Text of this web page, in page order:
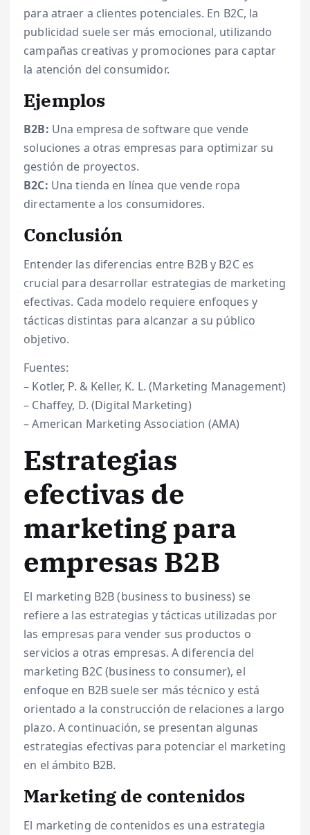
para atraer a clientes potenciales. En B2C, la
publicidad suele ser más emocional, utilizando
campañas creativas y promociones para captar
la atención del consumidor.
Ejemplos
B2B: Una empresa de software que vende
soluciones a otras empresas para optimizar su
gestión de proyectos.
B2C: Una tienda en línea que vende ropa
directamente a los consumidores.
Conclusión
Entender las diferencias entre B2B y B2C es
crucial para desarrollar estrategias de marketing
efectivas. Cada modelo requiere enfoques y
tácticas distintas para alcanzar a su público
objetivo.
Fuentes:
– Kotler, P. & Keller, K. L. (Marketing Management)
– Chaffey, D. (Digital Marketing)
– American Marketing Association (AMA)
Estrategias
efectivas de
marketing para
empresas B2B
El marketing B2B (business to business) se
refiere a las estrategias y tácticas utilizadas por
las empresas para vender sus productos o
servicios a otras empresas. A diferencia del
marketing B2C (business to consumer), el
enfoque en B2B suele ser más técnico y está
orientado a la construcción de relaciones a largo
plazo. A continuación, se presentan algunas
estrategias efectivas para potenciar el marketing
en el ámbito B2B.
Marketing de contenidos
El marketing de contenidos es una estrategia